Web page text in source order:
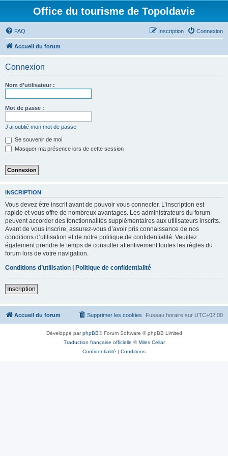
Office du tourisme de Topoldavie
FAQ Connexion
Inscription
Accueil du forum
Connexion
Nom d’utilisateur :
Mot de passe :
J’ai oublié mon mot de passe
Se souvenir de moi
Masquer ma présence lors de cette session
INSCRIPTION
Vous devez être inscrit avant de pouvoir vous connecter. L’inscription est
rapide et vous offre de nombreux avantages. Les administrateurs du forum
peuvent accorder des fonctionnalités supplémentaires aux utilisateurs inscrits.
Avant de vous inscrire, assurez-vous d’avoir pris connaissance de nos
conditions d’utilisation et de notre politique de confidentialité. Veuillez
également prendre le temps de consulter attentivement toutes les règles du
forum lors de votre navigation.
Conditions d’utilisation | Politique de confidentialité
Inscription
Accueil du forum Fuseau horaire sur UTC+02:00
Supprimer les cookies
Développé parphpBB® Forum Software © phpBB Limited
Traduction française officielle ©Miles Cellar
Confidentialité | Conditions